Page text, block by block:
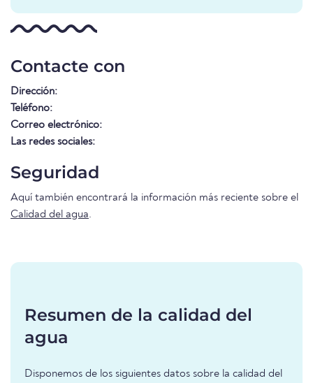
Contacte con
Dirección:
Teléfono:
Correo electrónico:
Las redes sociales:
Seguridad
Aquí también encontrará la información más reciente sobre el
Calidad del agua.
Resumen de la calidad del
agua
Disponemos de los siguientes datos sobre la calidad del